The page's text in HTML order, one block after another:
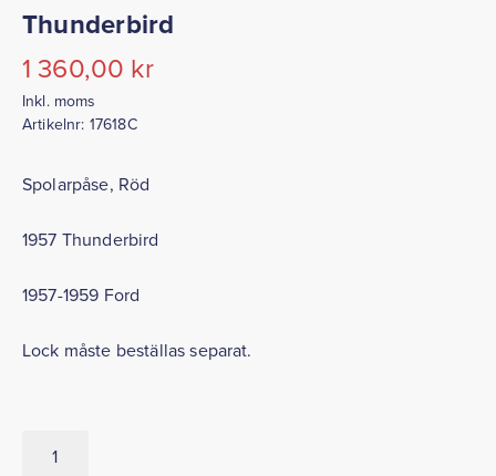
Thunderbird
1 360,00 kr
Inkl. moms
Artikelnr: 17618C
Spolarpåse, Röd
1957 Thunderbird
1957-1959 Ford
Lock måste beställas separat.
1957-